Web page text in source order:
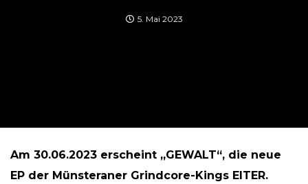
5. Mai 2023
Am 30.06.2023 erscheint „GEWALT“, die neue
EP der Münsteraner Grindcore-Kings EITER.